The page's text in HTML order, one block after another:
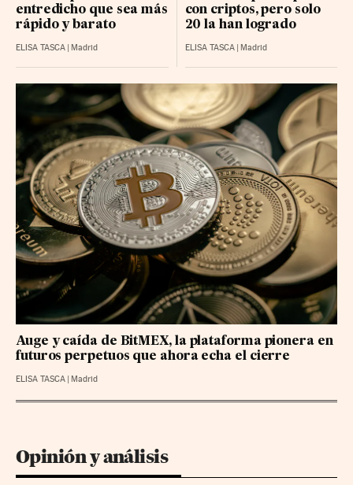
entredicho que sea más
rápido y barato
ELISA TASCA | Madrid
con criptos, pero solo
20 la han logrado
ELISA TASCA | Madrid
Auge y caída de BitMEX, la plataforma pionera en
futuros perpetuos que ahora echa el cierre
ELISA TASCA | Madrid
Opinión y análisis